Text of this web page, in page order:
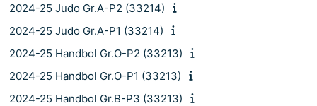
2024-25 Judo Gr.A-P2 (33214)
2024-25 Judo Gr.A-P1 (33214)
2024-25 Handbol Gr.O-P2 (33213)
2024-25 Handbol Gr.O-P1 (33213)
2024-25 Handbol Gr.B-P3 (33213)